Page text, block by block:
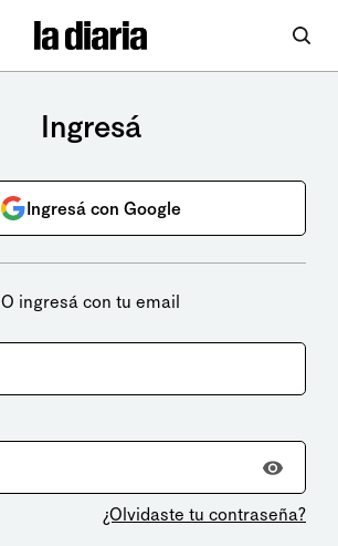
Ingresá
Ingresá con Google
O ingresá con tu email
¿Olvidaste tu contraseña?